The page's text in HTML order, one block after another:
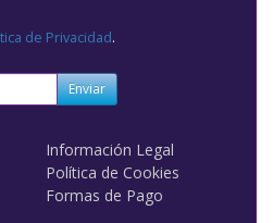
de Privacidad.
Enviar
Información Legal
Política de Cookies
Formas de Pago